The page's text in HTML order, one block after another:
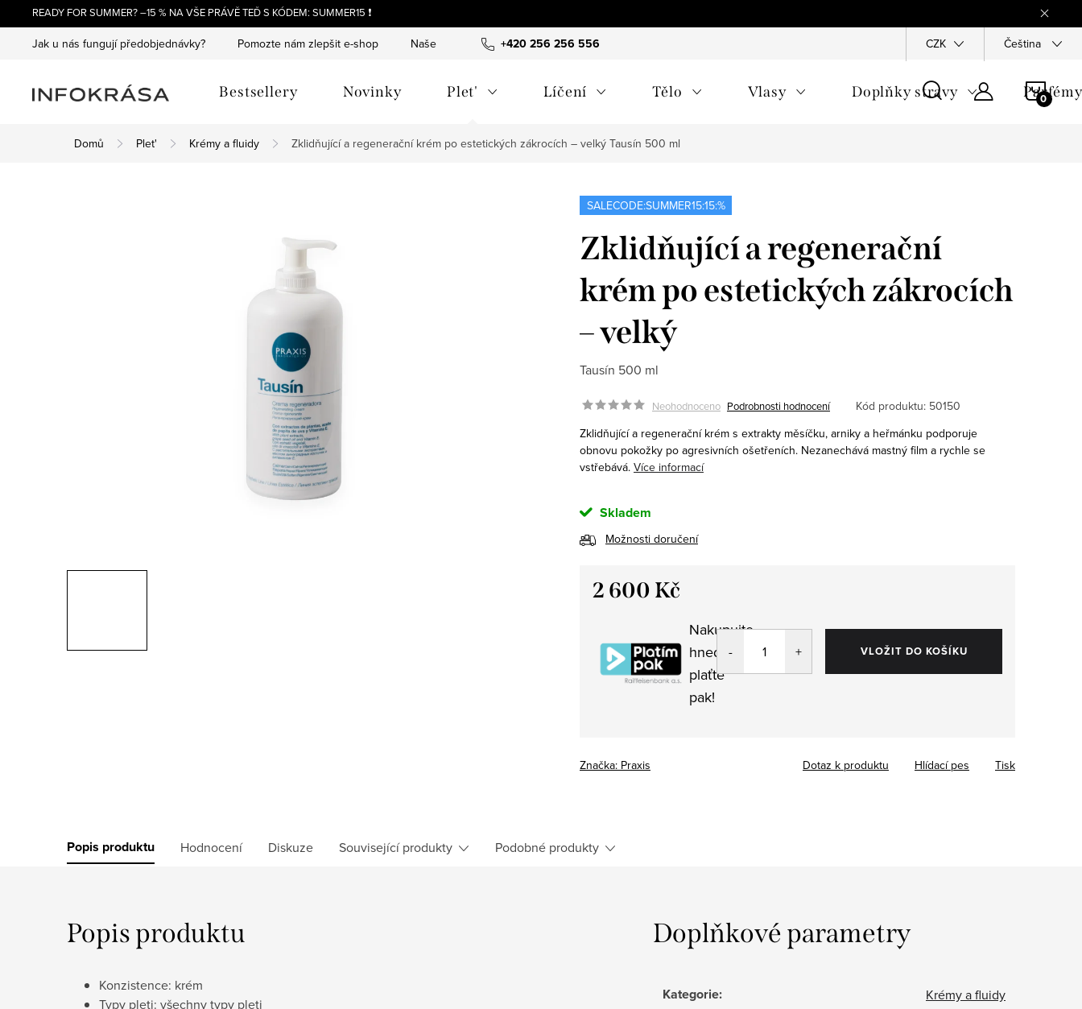
na
obsah
READY FOR SUMMER? –15 % NA VŠE PRÁVĚ TEĎ S KÓDEM: SUMMER15 ❗
+420 256 256 556
Jak u nás fungují předobjednávky? Pomozte nám zlepšit e-shop Naše tipy a příběhy O nás Ochrana osobních údajů Všeobecné
CZK Čeština
Bestsellery Novinky Plet' Líčení Tělo Vlasy Doplňky stravy Parfémy
Domů Plet' Krémy a fluidy Zklidňující a regenerační krém po estetických zákrocích – velký Tausín 500 ml
SALECODE:SUMMER15:15:%
Zklidňující a regenerační
krém po estetických zákrocích
– velký
Tausín 500 ml
Neohodnoceno Podrobnosti hodnocení Kód produktu: 50150
Zklidňující a regenerační krém s extrakty měsíčku, arniky a heřmánku podporuje
obnovu pokožky po agresivních ošetřeních. Nezanechává mastný film a rychle se
vstřebává. Více informací
Skladem
Možnosti doručení
2 600 Kč
Nakupujte
hned,
plaťte
pak!
VLOŽIT DO KOŠÍKU
Značka: Praxis Tisk
Dotaz k produktu Hlídací pes
Popis produktu Hodnocení Diskuze Související produkty Podobné produkty
Popis produktu
Konzistence: krém
Typy pleti: všechny typy pleti
Doplňkové parametry
Kategorie: Krémy a fluidy